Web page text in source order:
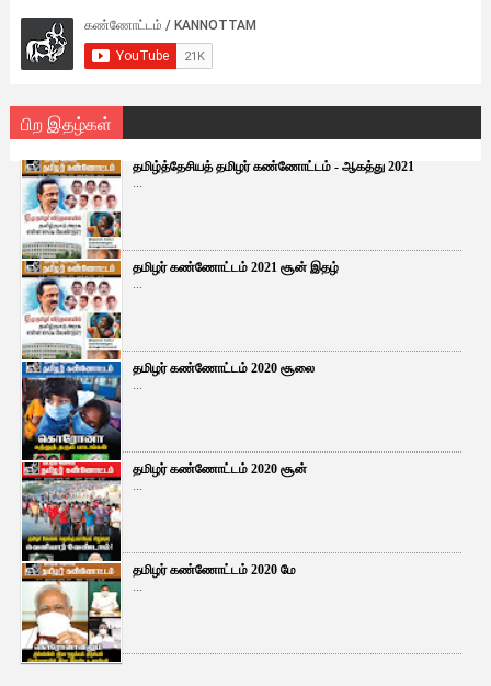
பிற இதழ்கள்
தமிழ்த்தேசியத் தமிழர் கண்ணோட்டம் - ஆகத்து 2021
...
தமிழர் கண்ணோட்டம் 2021 சூன் இதழ்
...
தமிழர் கண்ணோட்டம் 2020 சூலை
...
தமிழர் கண்ணோட்டம் 2020 சூன்
...
தமிழர் கண்ணோட்டம் 2020 மே
...